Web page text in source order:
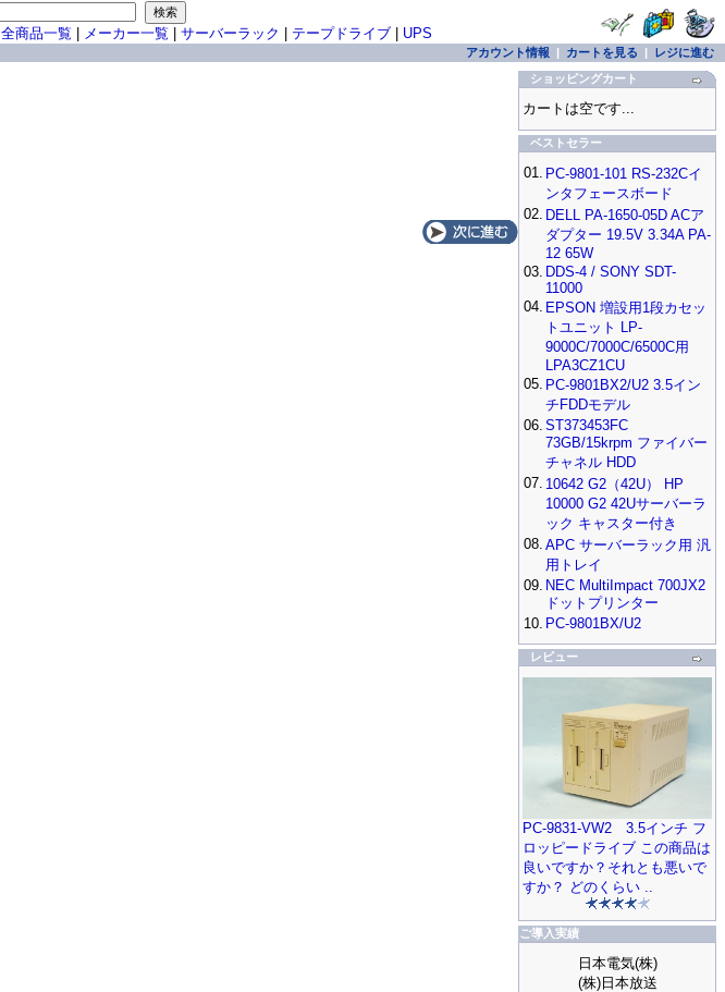
全商品一覧 メーカー一覧 サーバーラック テープドライブ| UPS
アカウント情報 | カートを見る | レジに進む
ショッピングカート
カートは空です...
ベストセラー
01. PC-9801-101 RS-232Cイ
ンタフェースボード
02. DELL PA-1650-05D ACア
ダプター 19.5V 3.34A PA-
12 65W
03. DDS-4 / SONY SDT-
11000
04. EPSON 増設用1段カセッ
トユニット LP-
9000C/7000C/6500C用
LPA3CZ1CU
05. PC-9801BX2/U2 3.5イン
チFDDモデル
06. ST373453FC
73GB/15krpm ファイバー
チャネル HDD
07. 10642 G2（42U） HP
10000 G2 42Uサーバーラ
ック キャスター付き
08. APC サーバーラック用 汎
用トレイ
09. NEC MultiImpact 700JX2
ドットプリンター
10. PC-9801BX/U2
レビュー
PC-9831-VW2 3.5インチ フ
ロッピードライブ この商品は
良いですか？それとも悪いで
すか？ どのくらい ..
ご導入実績
日本電気(株)
(株)日本放送